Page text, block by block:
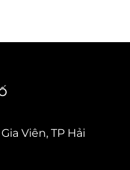
Viên, TP Hải